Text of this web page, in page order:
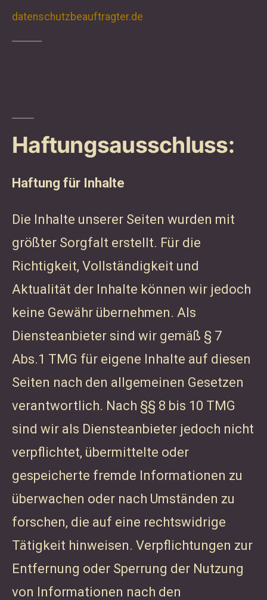
datenschutzbeauftragter.de
Haftungsausschluss:
Haftung für Inhalte
Die Inhalte unserer Seiten wurden mit
größter Sorgfalt erstellt. Für die
Richtigkeit, Vollständigkeit und
Aktualität der Inhalte können wir jedoch
keine Gewähr übernehmen. Als
Diensteanbieter sind wir gemäß § 7
Abs.1 TMG für eigene Inhalte auf diesen
Seiten nach den allgemeinen Gesetzen
verantwortlich. Nach §§ 8 bis 10 TMG
sind wir als Diensteanbieter jedoch nicht
verpflichtet, übermittelte oder
gespeicherte fremde Informationen zu
überwachen oder nach Umständen zu
forschen, die auf eine rechtswidrige
Tätigkeit hinweisen. Verpflichtungen zur
Entfernung oder Sperrung der Nutzung
von Informationen nach den